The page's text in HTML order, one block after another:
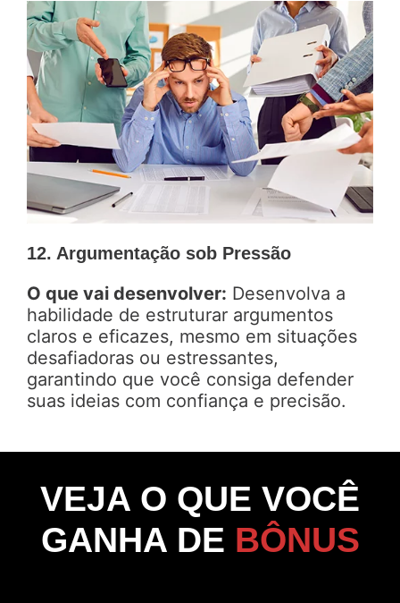
12. Argumentação sob Pressão
O que vai desenvolver: Desenvolva a
habilidade de estruturar argumentos
claros e eficazes, mesmo em situações
desafiadoras ou estressantes,
garantindo que você consiga defender
suas ideias com confiança e precisão.
VEJA O QUE VOCÊ
GANHA DE BÔNUS